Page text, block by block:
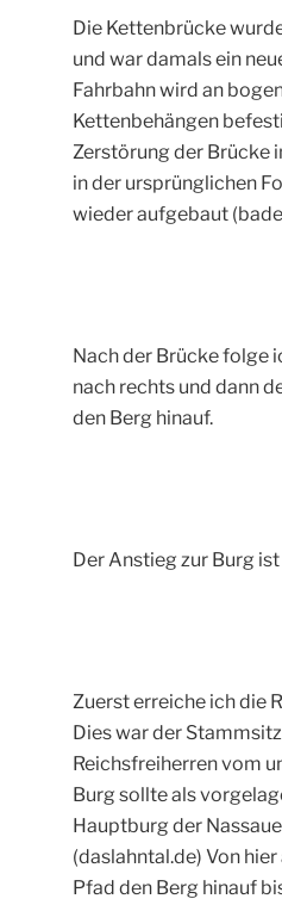
Die Kettenbrücke
und war damals ein
Fahrbahn wird an
Kettenbehängen
Zerstörung der Brücke
in der ursprünglichen
wieder aufgebaut
Nach der Brücke folge
nach rechts und dann
den Berg hinauf.
Der Anstieg zur Burg
Zuerst erreiche ich die
Dies war der
Reichsfreiherren vom
Burg sollte als
Hauptburg der
(daslahntal.de) Von
Pfad den Berg hinauf